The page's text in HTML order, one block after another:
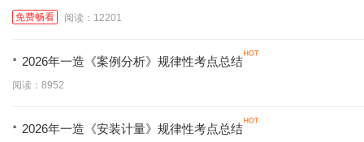
免费畅看 阅读：12201
· 2026年一造《案例分析》规律性考点总结
阅读：8952
· 2026年一造《安装计量》规律性考点总结